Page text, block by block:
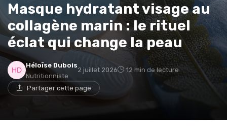
Masque hydratant visage au
collagène marin : le rituel
éclat qui change la peau
Héloïse Dubois
Nutritionniste
2 juillet 2026 12 min de lecture
Partager cette page